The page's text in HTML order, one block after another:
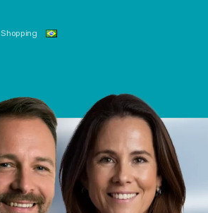
Shopping